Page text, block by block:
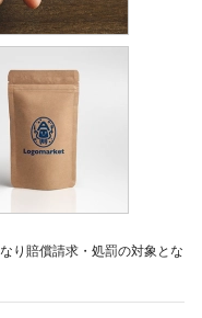
り賠償請求・処罰の対象とな